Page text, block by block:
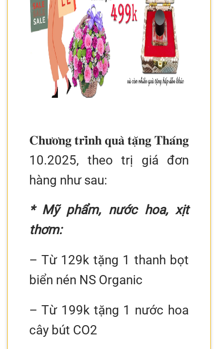
𝐂𝐡𝐮̛𝐨̛𝐧𝐠 𝐭𝐫𝐢̀𝐧𝐡 𝐪𝐮𝐚̀ 𝐭𝐚̣̆𝐧𝐠 𝐓𝐡𝐚́𝐧𝐠
10.2025, theo trị giá đơn
hàng như sau:
* Mỹ phẩm, nước hoa, xịt
thơm:
– Từ 129k tặng 1 thanh bọt
biển nén NS Organic
– Từ 199k tặng 1 nước hoa
cây bút CO2